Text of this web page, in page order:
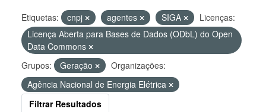
Etiquetas: cnpj agentes SIGA
Licenças:
Licença Aberta para Bases de Dados (ODbL) do Open
Data Commons
Grupos:
Geração
Organizações:
Agência Nacional de Energia Elétrica
Filtrar Resultados